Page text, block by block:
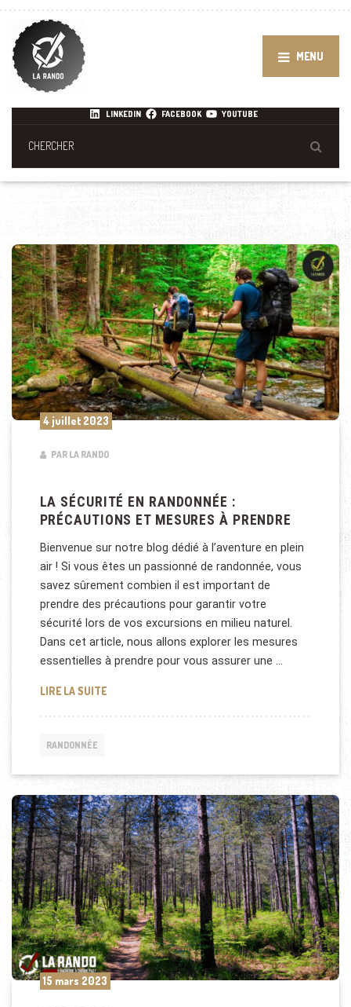
MENU
LINKEDIN FACEBOOK YOUTUBE
4 juillet 2023
PAR LA RANDO
LA SÉCURITÉ EN RANDONNÉE :
PRÉCAUTIONS ET MESURES À PRENDRE
Bienvenue sur notre blog dédié à l’aventure en plein
air ! Si vous êtes un passionné de randonnée, vous
savez sûrement combien il est important de
prendre des précautions pour garantir votre
sécurité lors de vos excursions en milieu naturel.
Dans cet article, nous allons explorer les mesures
essentielles à prendre pour vous assurer une …
LIRE LA SUITELA SÉCURITÉ EN RANDONNÉE : PRÉCAUTIONS ET
RANDONNÉE
15 mars 2023